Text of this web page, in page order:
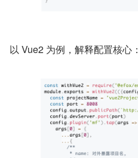
以 Vue2 为例，解释配置核心：